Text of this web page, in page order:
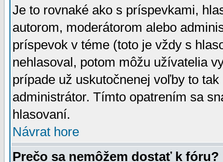
Je to rovnaké ako s príspevkami,
autorom, moderátorom alebo
príspevok v téme (toto je vždy s
nehlasoval, potom môžu užívatelia
prípade už uskutočnenej voľby to
administrátor. Tímto opatrením sa
hlasovaní.
Návrat hore
Prečo sa nemôžem dostať k fóru?